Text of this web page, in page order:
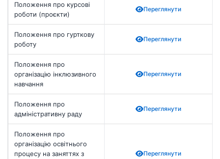
Положення про курсові
роботи (проєкти)
Переглянути
Положення про гурткову
роботу
Переглянути
Положення про
організацію інклюзивного
навчання
Переглянути
Положення про
адміністративну раду
Переглянути
Положення про
організацію освітнього
процесу на заняттях з
Переглянути